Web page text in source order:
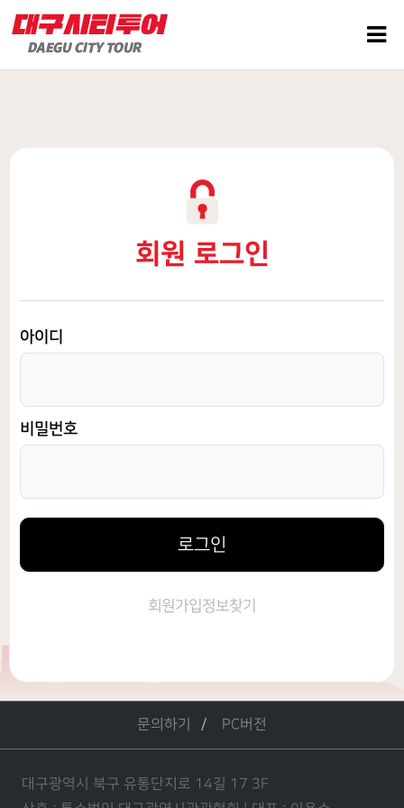
회원 로그인
아이디
비밀번호
로그인
회원가입정보찾기
문의하기 PC버전
대구광역시 북구 유통단지로 14길 17 3F